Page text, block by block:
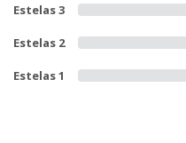
Estelas 3
Estelas 2
Estelas 1